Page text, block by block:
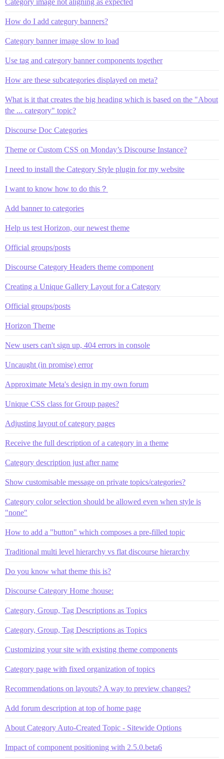
How do I add category banners?
Category banner image slow to load
Use tag and category banner components together
How are these subcategories displayed on meta?
What is it that creates the big heading which is based on the "About
the ... category" topic?
Discourse Doc Categories
Theme or Custom CSS on Monday’s Discourse Instance?
I need to install the Category Style plugin for my website
I want to know how to do this？
Add banner to categories
Help us test Horizon, our newest theme
Official groups/posts
Discourse Category Headers theme component
Creating a Unique Gallery Layout for a Category
Official groups/posts
Horizon Theme
New users can't sign up, 404 errors in console
Uncaught (in promise) error
Approximate Meta's design in my own forum
Unique CSS class for Group pages?
Adjusting layout of category pages
Receive the full description of a category in a theme
Category description just after name
Show customisable message on private topics/categories?
Category color selection should be allowed even when style is
"none"
How to add a "button" which composes a pre-filled topic
Traditional multi level hierarchy vs flat discourse hierarchy
Do you know what theme this is?
Discourse Category Home :house:
Category, Group, Tag Descriptions as Topics
Category, Group, Tag Descriptions as Topics
Customizing your site with existing theme components
Category page with fixed organization of topics
Recommendations on layouts? A way to preview changes?
Add forum description at top of home page
About Category Auto-Created Topic - Sitewide Options
Impact of component positioning with 2.5.0.beta6